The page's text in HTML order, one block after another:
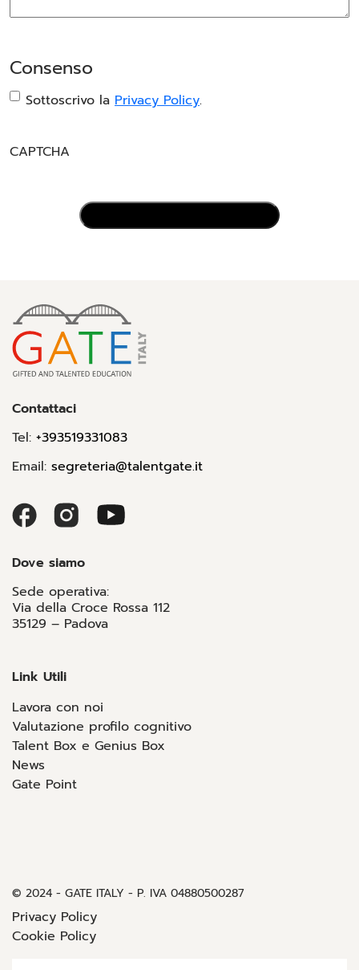
Consenso
Sottoscrivo la Privacy Policy.
CAPTCHA
Contattaci
Tel: +393519331083
Email: segreteria@talentgate.it
Dove siamo
Sede operativa:
Via della Croce Rossa 112
35129 – Padova
Link Utili
Lavora con noi
Valutazione profilo cognitivo
Talent Box e Genius Box
News
Gate Point
© 2024 - GATE ITALY - P. IVA 04880500287
Privacy Policy
Cookie Policy